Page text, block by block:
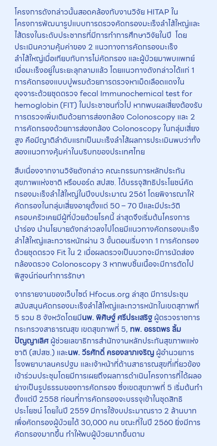
โครงการดังกล่าวนั้นสอดคล้องกับงานวิจัย HITAP ใน
โครงการพัฒนารูปแบบการตรวจคัดกรองมะเร็งลำไส้ใหญ่และ
ไส้ตรงในระดับประชากรที่มีการทำการศึกษาวิจัยในปี โดย
ประเมินความคุ้มค่าของ 2 แนวทางการคัดกรองมะเร็ง
ลำไส้ใหญ่เมื่อเทียบกับการไม่คัดกรอง และผู้ป่วยมาพบแพทย์
เมื่อมะเร็งอยู่ในระยะลุกลามแล้ว โดยแนวทางดังกล่าวได้แก่ 1
การคัดกรองแบบปูพรมด้วยการตรวจหาเม็ดเลือดแดงใน
อุจจาระด้วยชุดตรวจ fecal Immunochemical test for
hemoglobin (FIT) ในประชาชนทั่วไป หากพบผลเสี่ยงต้องรับ
การตรวจเพิ่มเติมด้วยการส่องกล้อง Colonoscopy และ 2
การคัดกรองด้วยการส่องกล้อง Colonoscopy ในกลุ่มเสี่ยง
สูง คือมีญาติลำดับแรกเป็นมะเร็งลำไส้ผลการประเมินพบว่าทั้ง
สองแนวทางคุ้มค่าในบริบทของประเทศไทย
สืบเนื่องจากงานวิจัยดังกล่าว คณะกรรมการหลักประกัน
สุขภาพแห่งชาติ หรือบอร์ด สปสช. ได้บรรจุสิทธิประโยชน์คัด
กรองมะเร็งลำไส้ใหญ่ในปีงบประมาณ 2561 โดยพิจารณาให้
คัดกรองในกลุ่มเสี่ยงอายุตั้งแต่ 50 – 70 ปีและมีประวัติ
ครอบครัวเคยมีผู้ที่ป่วยด้วยโรคนี้ ล่าสุดจึงเริ่มต้นโครงการ
นำร่อง นำนโยบายดังกล่าวลงไปโดยมีแนวทางคัดกรองมะเร็ง
ลำไส้ใหญ่และทวารหนักผ่าน 3 ขั้นตอนเริ่มจาก 1 การคัดกรอง
ด้วยชุดตรวจ Fit ใน 2 เมื่อผลตรวจเป็นบวกจะมีการนัดส่อง
กล้องตรวจ Colonoscopy 3 หากพบชิ้นเนื้อจะมีการตัดไป
พิสูจน์ก่อนทำการรักษา
จากรายงานของเว็บไซต์ Hfocus.org ล่าสุด มีการประชุม
สนับสนุนคัดกรองมะเร็งลำไส้ใหญ่และทวารหนักในเขตสุภาพที่
5 รวม 8 จังหวัดโดยมีนพ. พิศิษฐ์ ศรีประเสริฐผู้ตรวจราชการ
กระทรวงสาธารณสุข เขตสุขภาพที่ 5, ทพ. อรรถพร ลิ้ม
ปัญญาเลิศผู้ช่วยเลขาธิการสำนักงานหลักประกันสุขภาพแห่ง
ชาติ (สปสช.) และนพ. วีรศักดิ์ ครองลาภเจริญ ผู้อำนวยการ
โรงพยาบาลนครปฐม และเจ้าหน้าที่ด้านสาธารณสุขที่เกี่ยวข้อง
เข้าร่วมประชุมโดยมีการเผยถึงผลการดำเนินโครงการที่ได้ผลอ
ย่างเป็นรูปธรรมของการคัดกรอง ซึ่งเขตสุขภาพที่ 5 เริ่มต้นทำ
ตั้งแต่ปี 2558 ก่อนที่การคัดกรองจะบรรจุเข้าในชุดสิทธิ
ประโยชน์ โดยในปี 2559 มีการใช้งบประมาณราว 2 ล้านบาท
เพื่อคัดกรองผู้ป่วยได้ 30,000 คน ขณะที่ในปี 2560 ยิ่งมีการ
คัดกรองมากขึ้น ทำให้พบผู้ป่วยมากขึ้นตาม